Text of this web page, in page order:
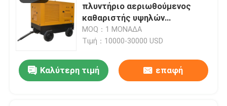
πλυντήριο αεριωθούμενος
καθαριστής υψηλών
καθαρίζοντας μηχανών
MOQ：1 ΜΟΝΑΔΑ
Τιμή：10000-30000 USD
Καλύτερη τιμή επαφή